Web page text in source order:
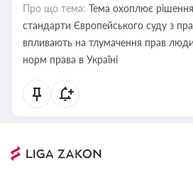
Про що тема: Тема охоплює рішення,
стандарти Європейського суду з
впливають на тлумачення прав
норм права в Україні